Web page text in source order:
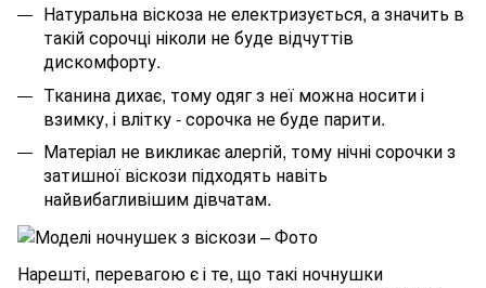
Натуральна віскоза не електризується, а значить в
такій сорочці ніколи не буде відчуттів
дискомфорту.
Тканина дихає, тому одяг з неї можна носити і
взимку, і влітку - сорочка не ​​буде парити.
Матеріал не викликає алергій, тому нічні сорочки з
затишної віскози підходять навіть
найвибагливішим дівчатам.
Нарешті, перевагою є і те, що такі ночнушки